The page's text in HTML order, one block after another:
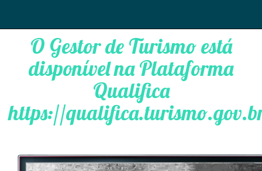
O Gestor de Turismo está
disponível na Plataforma
Qualifica
https://